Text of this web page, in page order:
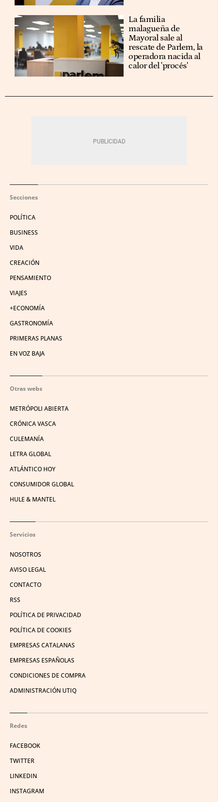
La familia
malagueña de
Mayoral sale al
rescate de Parlem, la
operadora nacida al
calor del 'procés'
Secciones
POLÍTICA
BUSINESS
VIDA
CREACIÓN
PENSAMIENTO
VIAJES
+ECONOMÍA
GASTRONOMÍA
PRIMERAS PLANAS
EN VOZ BAJA
Otras webs
METRÓPOLI ABIERTA
CRÓNICA VASCA
CULEMANÍA
LETRA GLOBAL
ATLÁNTICO HOY
CONSUMIDOR GLOBAL
HULE & MANTEL
Servicios
NOSOTROS
AVISO LEGAL
CONTACTO
RSS
POLÍTICA DE PRIVACIDAD
POLÍTICA DE COOKIES
EMPRESAS CATALANAS
EMPRESAS ESPAÑOLAS
CONDICIONES DE COMPRA
ADMINISTRACIÓN UTIQ
Redes
FACEBOOK
TWITTER
LINKEDIN
INSTAGRAM